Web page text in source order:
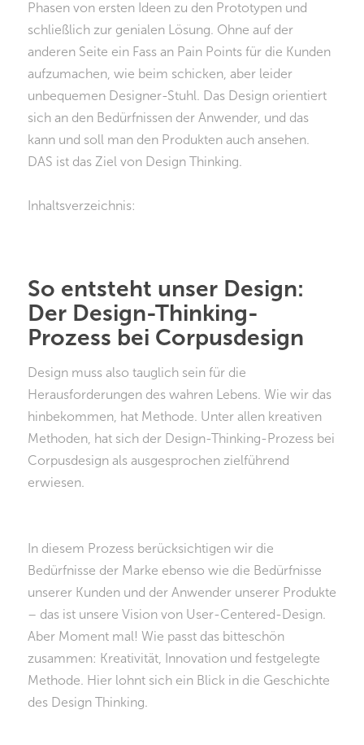
Phasen von ersten Ideen zu den Prototypen und
schließlich zur genialen Lösung. Ohne auf der
anderen Seite ein Fass an Pain Points für die Kunden
aufzumachen, wie beim schicken, aber leider
unbequemen Designer-Stuhl. Das Design orientiert
sich an den Bedürfnissen der Anwender, und das
kann und soll man den Produkten auch ansehen.
DAS ist das Ziel von Design Thinking.
Inhaltsverzeichnis:
So entsteht unser Design:
Der Design-Thinking-
Prozess bei Corpusdesign
Design muss also tauglich sein für die
Herausforderungen des wahren Lebens. Wie wir das
hinbekommen, hat Methode. Unter allen kreativen
Methoden, hat sich der Design-Thinking-Prozess bei
Corpusdesign als ausgesprochen zielführend
erwiesen.
In diesem Prozess berücksichtigen wir die
Bedürfnisse der Marke ebenso wie die Bedürfnisse
unserer Kunden und der Anwender unserer Produkte
– das ist unsere Vision von User-Centered-Design.
Aber Moment mal! Wie passt das bitteschön
zusammen: Kreativität, Innovation und festgelegte
Methode. Hier lohnt sich ein Blick in die Geschichte
des Design Thinking.